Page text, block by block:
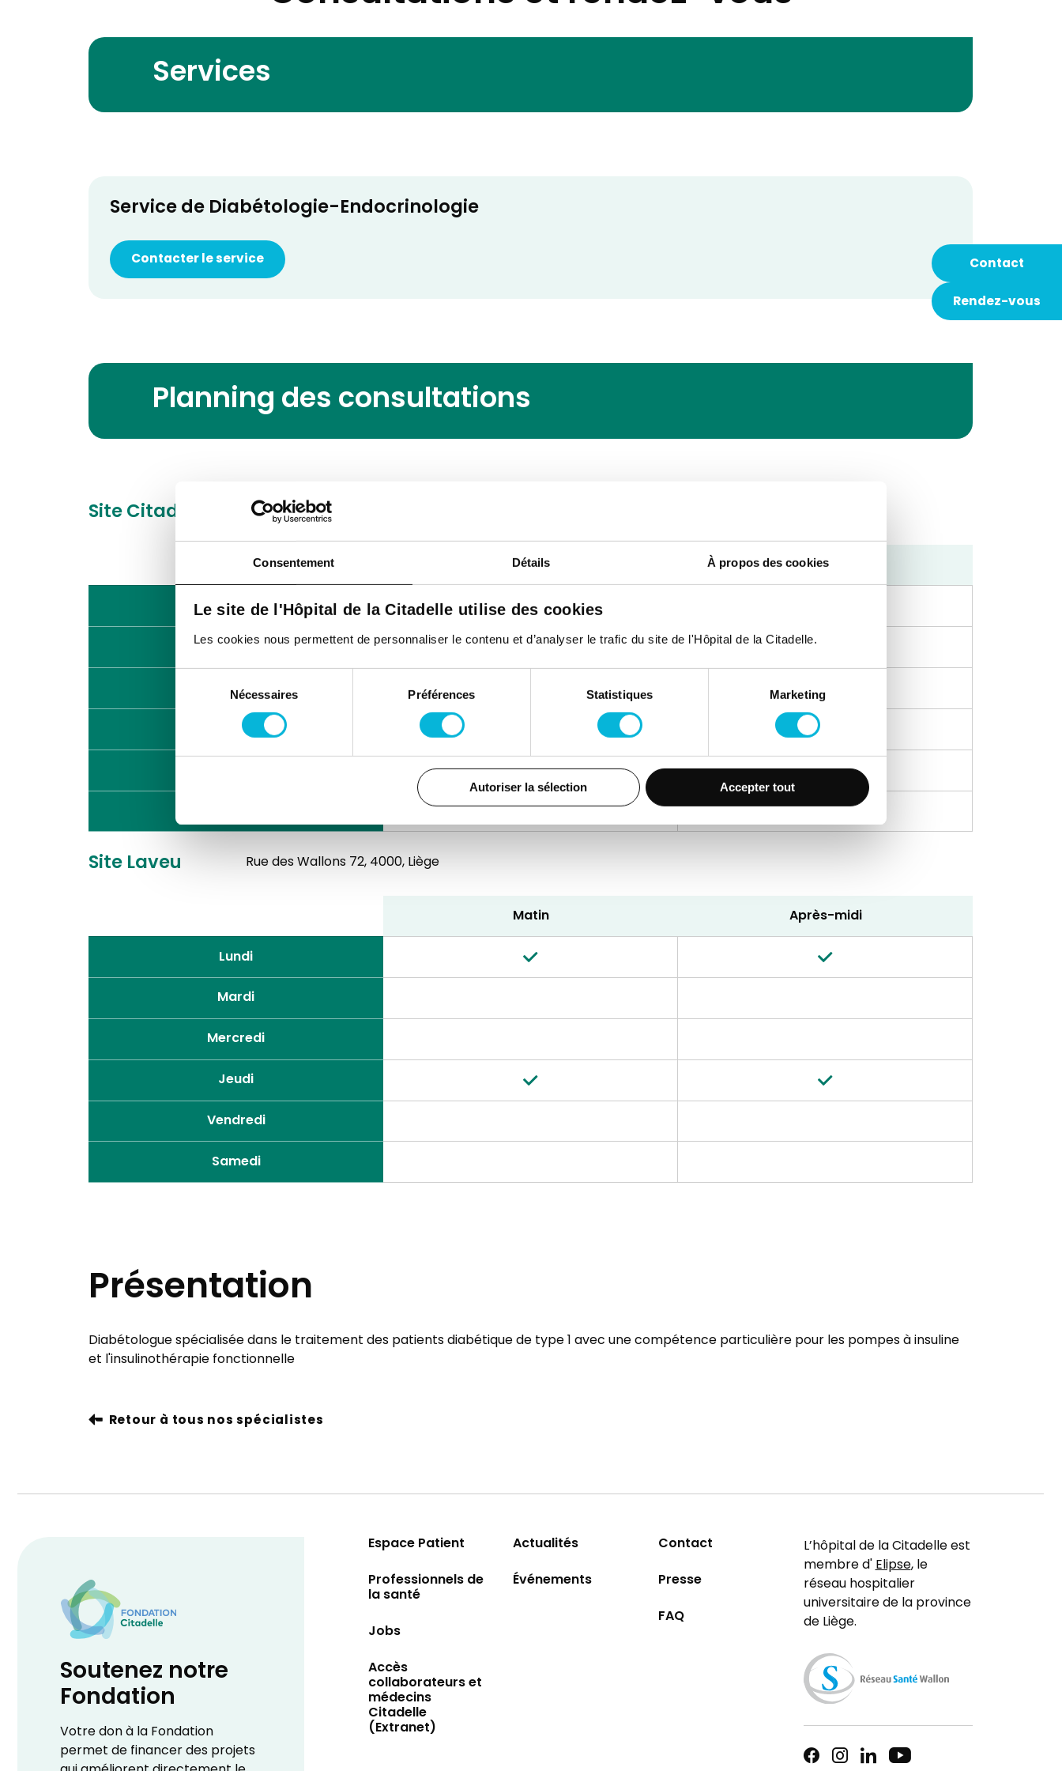
Consentement Détails À propos des cookies
Le site de l'Hôpital de la Citadelle utilise des cookies
Les cookies nous permettent de personnaliser le contenu et d’analyser le trafic du site de l'Hôpital de la Citadelle.
consentement
Nécessaires Préférences Statistiques Marketing
Autoriser la sélection Accepter tout
Contact
Rendez-vous
Services
Service de Diabétologie-Endocrinologie
Contacter le service
Planning des consultations
Site Citadelle Boulevard du 12e de Ligne 1,
Matin
Après-midi
Lundi
Mardi
Mercredi
Jeudi
Site Laveu Rue des Wallons 72, 4000, Liège
Matin
Après-midi
Lundi
Mardi
Mercredi
Jeudi
Vendredi
Samedi
Présentation
Diabétologue spécialisée dans le traitement des patients diabétique de type 1 avec une compétence particulière pour les pompes à insuline
et l'insulinothérapie fonctionnelle
Retour à tous nos spécialistes
Soutenez notre
Fondation
Votre don à la Fondation
permet de financer des projets
Espace Patient
Professionnels de
la santé
Jobs
Accès
collaborateurs et
médecins
Citadelle
(Extranet)
Actualités
Événements
Contact
Presse
FAQ
L’hôpital de la Citadelle est
membre d'Elipse, le
réseau hospitalier
universitaire de la province
de Liège.